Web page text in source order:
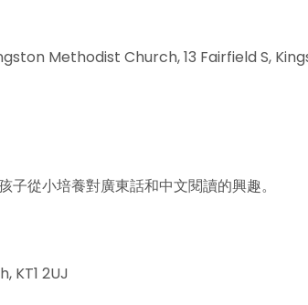
Methodist Church, 13 Fairfield S,
從小培養對廣東話和中文閱讀的興趣。
KT1 2UJ